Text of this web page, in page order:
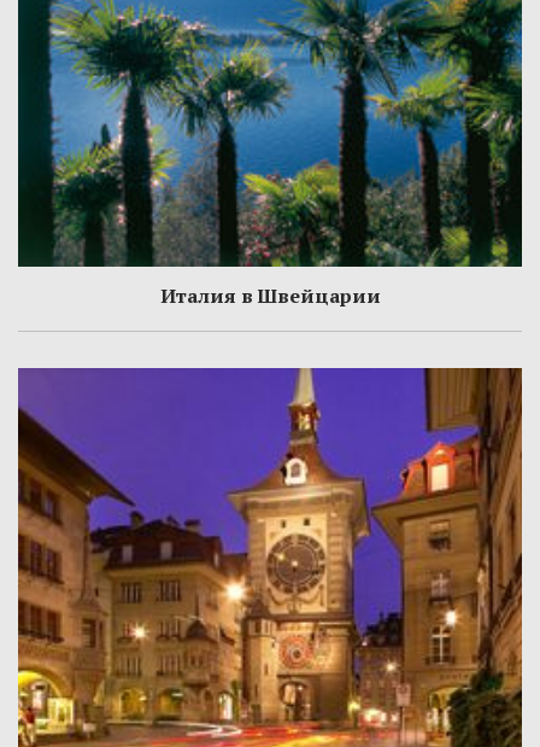
Италия в Швейцарии